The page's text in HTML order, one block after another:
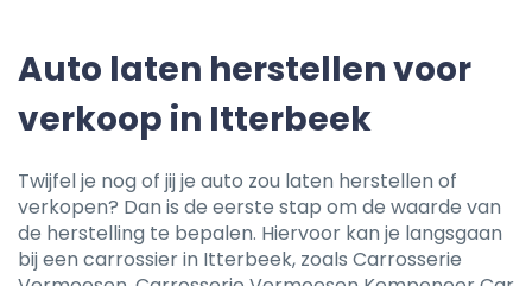
Auto laten herstellen voor
verkoop in Itterbeek
Twijfel je nog of jij je auto zou laten herstellen of
verkopen? Dan is de eerste stap om de waarde van
de herstelling te bepalen. Hiervoor kan je langsgaan
bij een carrossier in Itterbeek, zoals Carrosserie